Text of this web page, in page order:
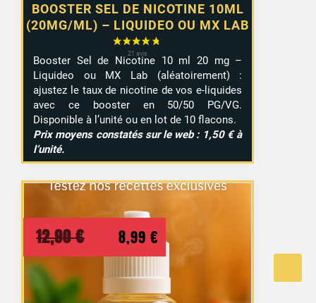
BOOSTER SEL DE NICOTINE 10ML
(20MG/ML) – LIQUIDEO OU MX LAB
Booster Sel de Nicotine 10 ml 20 mg –
Liquideo ou MX Lab (aléatoirement) :
ajustez le taux de nicotine de vos e-liquides
avec ce booster en 50/50 PG/VG.
Disponible à l’unité ou en lot de 10 flacons.
Prix moyens constatés sur le web : 1,50 € à
l’unité.
12,90€
Le
prix
initial
8,99 €
Le
prix
actuel